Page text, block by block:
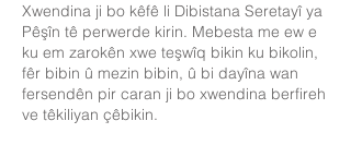
Xwendina ji bo kêfê li Dibistana Seretayî ya
Pêşîn tê perwerde kirin. Mebesta me ew e
ku em zarokên xwe teşwîq bikin ku bikolin,
fêr bibin û mezin bibin, û bi dayîna wan
fersendên pir caran ji bo xwendina berfireh
ve têkiliyan çêbikin.